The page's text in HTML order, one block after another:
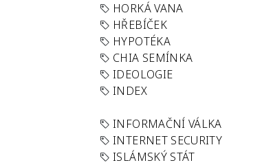
HORKÁ VANA
HŘEBÍČEK
HYPOTÉKA
CHIA SEMÍNKA
IDEOLOGIE
INDEX
INFORMAČNÍ VÁLKA
INTERNET SECURITY
ISLÁMSKÝ STÁT